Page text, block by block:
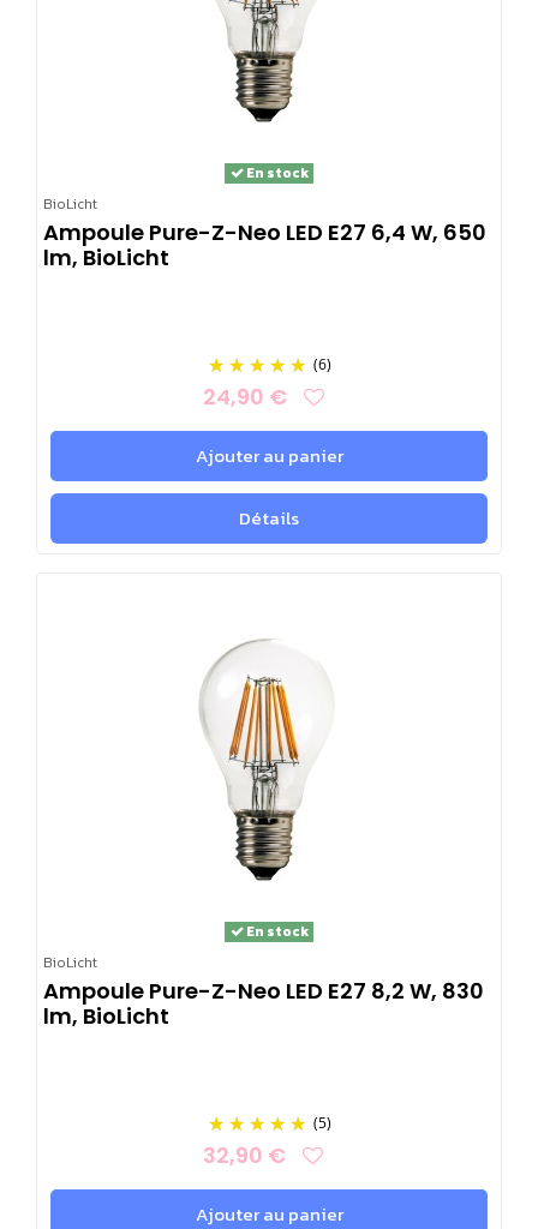
BioLicht
En stock
Ampoule Pure-Z-Neo LED E27 6,4 W, 650
lm, BioLicht
(6)
24,90 €
Ajouter au panier
Détails
BioLicht
En stock
Ampoule Pure-Z-Neo LED E27 8,2 W, 830
lm, BioLicht
(5)
32,90 €
Ajouter au panier